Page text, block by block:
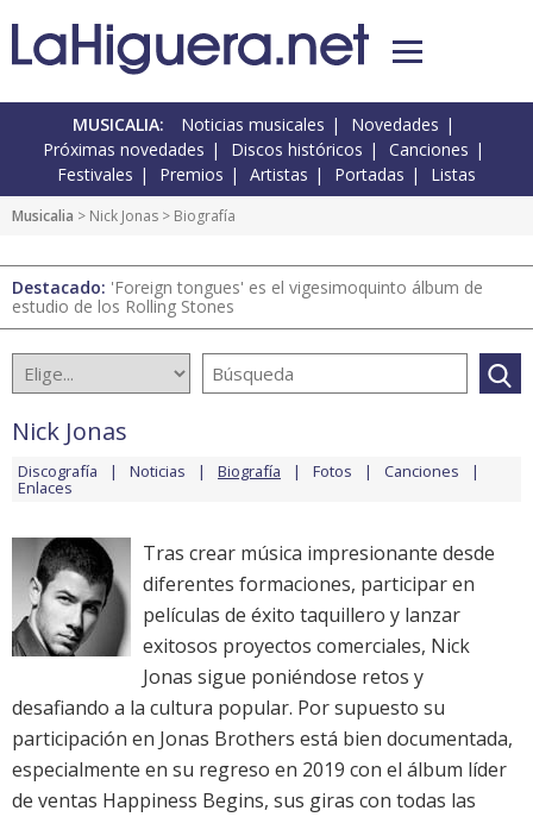
MUSICALIA: Noticias musicales
Novedades
Próximas novedades
Discos históricos
Canciones
Festivales
Premios Artistas Portadas Listas
Musicalia > Nick Jonas > Biografía
Destacado: 'Foreign tongues' es el vigesimoquinto álbum de
estudio de los Rolling Stones
Nick Jonas
Discografía Noticias Biografía Fotos Canciones
Enlaces
Tras crear música impresionante desde
diferentes formaciones, participar en
películas de éxito taquillero y lanzar
exitosos proyectos comerciales, Nick
Jonas sigue poniéndose retos y
desafiando a la cultura popular. Por supuesto su
participación en Jonas Brothers está bien documentada,
especialmente en su regreso en 2019 con el álbum líder
de ventas Happiness Begins, sus giras con todas las